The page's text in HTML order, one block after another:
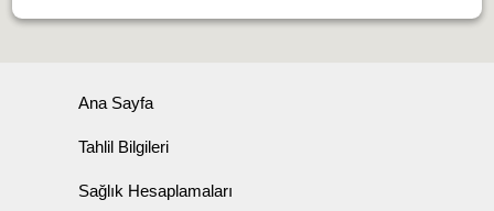
Ana Sayfa
Tahlil Bilgileri
Sağlık Hesaplamaları